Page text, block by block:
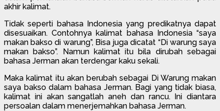
akhir kalimat.
Tidak seperti bahasa Indonesia yang predikatnya dapat
disesuaikan. Contohnya kalimat bahasa Indonesia “saya
makan bakso di warung”, Bisa juga dicatat “Di warung saya
makan bakso”. Namun kalimat itu bila dirubah sebagai
bahasa Jerman akan terdengar kaku sekali.
Maka kalimat itu akan berubah sebagai Di Warung makan
saya bakso dalam bahasa Jerman. Bagi yang tidak biasa,
kalimat ini akan sangatlah aneh dan rancu. Ini diantara
persoalan dalam menerjemahkan bahasa Jerman.